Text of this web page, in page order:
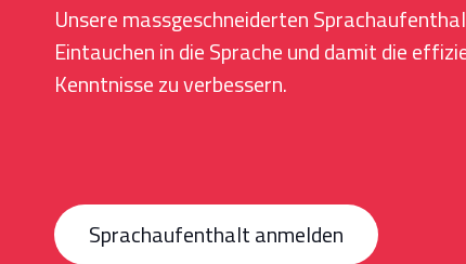
Unsere massgeschneiderten
Eintauchen in die Sprache und damit die
Kenntnisse zu verbessern.
Sprachaufenthalt anmelden